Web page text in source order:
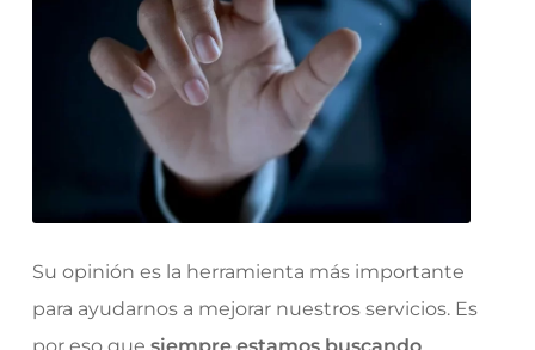
Su opinión es la herramienta más importante
para ayudarnos a mejorar nuestros servicios. Es